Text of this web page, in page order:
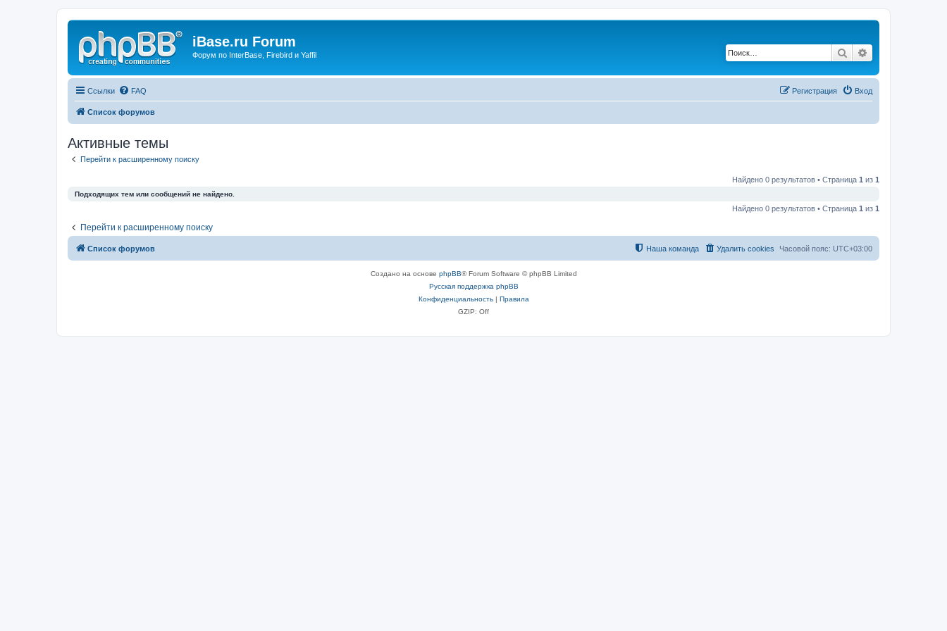
iBase.ru Forum
Форум по InterBase, Firebird и Yaffil Поиск
Ссылки FAQ Вход
Регистрация
Список форумов
Активные темы
Перейти к расширенному поиску
Найдено 0 результатов • Страница 1 из 1
Подходящих тем или сообщений не найдено.
Найдено 0 результатов • Страница 1 из 1
Перейти к расширенному поиску
Список форумов Часовой пояс: UTC+03:00
Удалить cookies
Наша команда
Создано на основе phpBB® Forum Software © phpBB Limited
Русская поддержка phpBB
Конфиденциальность| Правила
GZIP: Off